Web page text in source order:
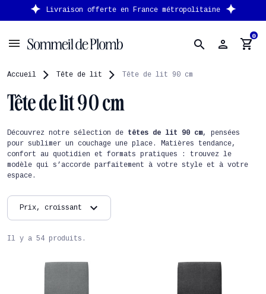
France métropolitaine Nouveau client : -10%
search person shopping_cart0
Accueil Tête de lit Tête de lit 90 cm
Tête de lit 90 cm
Découvrez notre sélection de têtes de lit 90 cm, pensées
pour sublimer un couchage une place. Matières tendance,
confort au quotidien et formats pratiques : trouvez le
modèle qui s’accorde parfaitement à votre style et à votre
espace.
Il y a 54 produits.
Prix, croissant expand_more